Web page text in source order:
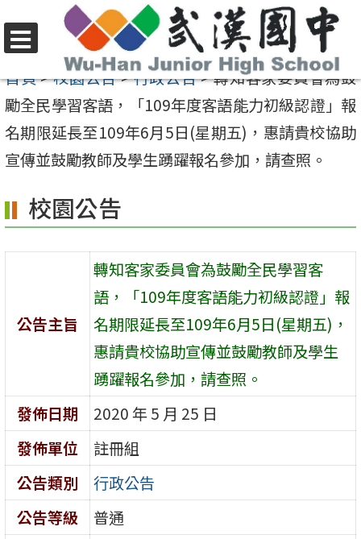
至
要
內
容
選
單
首頁>校園公告>行政公告>轉知客家委員會為鼓
勵全民學習客語，「109年度客語能力初級認證」報
名期限延長至109年6月5日(星期五)，惠請貴校協助
宣傳並鼓勵教師及學生踴躍報名參加，請查照。
校園公告
公告主旨
轉知客家委員會為鼓勵全民學習客
語，「109年度客語能力初級認證」報
名期限延長至109年6月5日(星期五)，
惠請貴校協助宣傳並鼓勵教師及學生
踴躍報名參加，請查照。
發佈日期
2020 年 5 月 25 日
發佈單位
註冊組
公告類別
行政公告
公告等級
普通